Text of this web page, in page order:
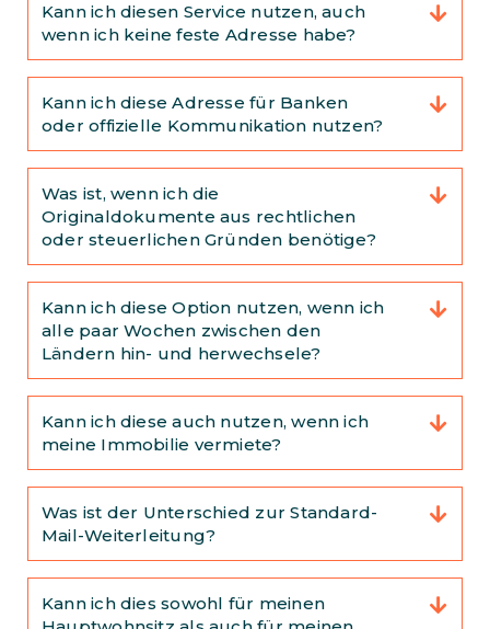
Kann ich diesen Service nutzen, auch
wenn ich keine feste Adresse habe?
Kann ich diese Adresse für Banken
oder offizielle Kommunikation nutzen?
Was ist, wenn ich die
Originaldokumente aus rechtlichen
oder steuerlichen Gründen benötige?
Kann ich diese Option nutzen, wenn ich
alle paar Wochen zwischen den
Ländern hin- und herwechsele?
Kann ich diese auch nutzen, wenn ich
meine Immobilie vermiete?
Was ist der Unterschied zur Standard-
Mail-Weiterleitung?
Kann ich dies sowohl für meinen